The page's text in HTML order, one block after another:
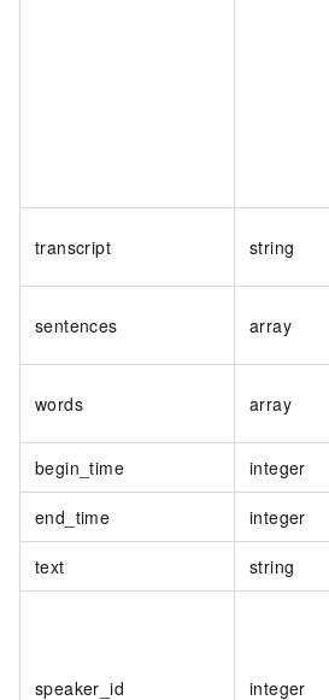
transcript string
sentences array
words array
begin_time integer
end_time integer
text string
speaker_id integer